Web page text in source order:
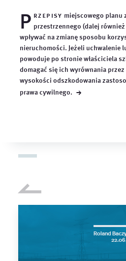
P rzepisy miejscowego planu
przestrzennego (dalej
wpływać na zmianę sposobu
nieruchomości. Jeżeli uchwalenie
powoduje po stronie właściciela
domagać się ich wyrównania
wysokości odszkodowania
prawacywilnego. →
Roland